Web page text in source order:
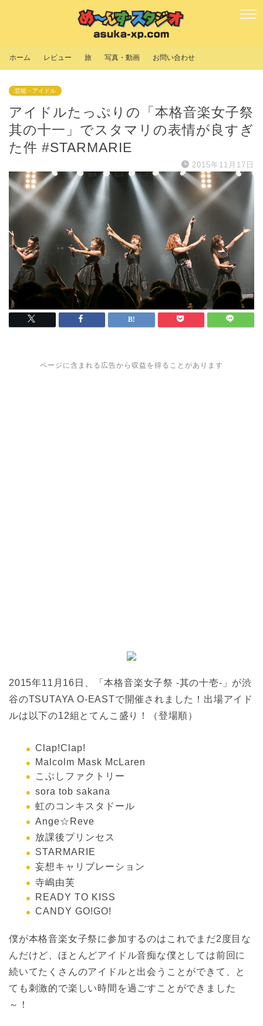
ホーム レビュー 旅 写真・動画 お問い合わせ
芸能・アイドル
アイドルたっぷりの「本格音楽女子祭
其の十一」でスタマリの表情が良すぎ
た件 #STARMARIE
2015年11月17日
ページに含まれる広告から収益を得ることがあります
2015年11月16日、「本格音楽女子祭 -其の十壱-」が渋
谷のTSUTAYA O-EASTで開催されました！出場アイド
ルは以下の12組とてんこ盛り！（登場順）
Clap!Clap!
Malcolm Mask McLaren
こぶしファクトリー
sora tob sakana
虹のコンキスタドール
Ange☆Reve
放課後プリンセス
STARMARIE
妄想キャリブレーション
寺嶋由芙
READY TO KISS
CANDY GO!GO!
僕が本格音楽女子祭に参加するのはこれでまだ2度目な
んだけど、ほとんどアイドル音痴な僕としては前回に
続いてたくさんのアイドルと出会うことができて、と
ても刺激的で楽しい時間を過ごすことができました
～！